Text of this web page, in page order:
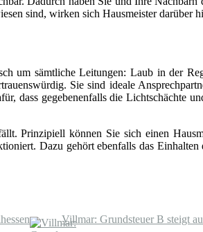
sind, wirken sich Hausmeister darüber
um sämtliche Leitungen: Laub in der
Sie sind ideale
dass gegebenenfalls die Lichtschächte
Prinzipiell können Sie sich einen
Dazu gehört ebenfalls das
Villmar: Grundsteuer B steigt